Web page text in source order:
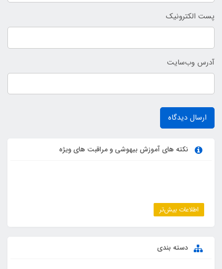
پست الکترونیک
آدرس وب‌سایت
ارسال دیدگاه
نکته های آموزش بیهوشی و مراقبت های ویژه
اطلاعات بیش‌تر
دسته بندی